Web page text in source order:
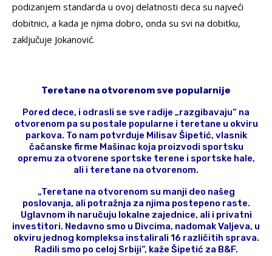
podizanjem standarda u ovoj delatnosti deca su najveći
dobitnici, a kada je njima dobro, onda su svi na dobitku,
zaključuje Jokanović.
Teretane na otvorenom sve popularnije
Pored dece, i odrasli se sve radije „razgibavaju“ na
otvorenom pa su postale popularne i teretane u okviru
parkova. To nam potvrđuje Milisav Šipetić, vlasnik
čačanske firme Mašinac koja proizvodi sportsku
opremu za otvorene sportske terene i sportske hale,
ali i teretane na otvorenom.
„Teretane na otvorenom su manji deo našeg
poslovanja, ali potražnja za njima postepeno raste.
Uglavnom ih naručuju lokalne zajednice, ali i privatni
investitori. Nedavno smo u Divcima, nadomak Valjeva, u
okviru jednog kompleksa instalirali 16 različitih sprava.
Radili smo po celoj Srbiji“, kaže Šipetić za B&F.